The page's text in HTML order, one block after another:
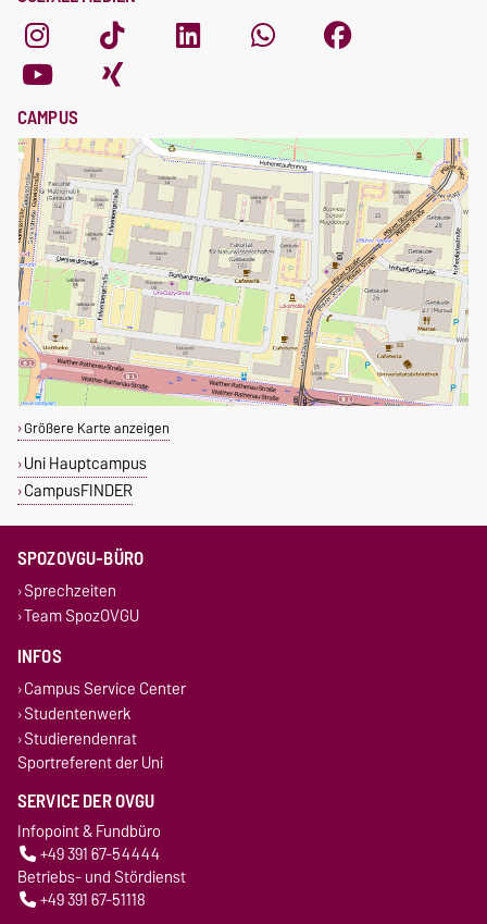
CAMPUS
Größere Karte anzeigen
Uni Hauptcampus
CampusFINDER
SPOZOVGU-BÜRO
Sprechzeiten
Team SpozOVGU
INFOS
Campus Service Center
Studentenwerk
Studierendenrat
Sportreferent der Uni
SERVICE DER OVGU
Infopoint & Fundbüro
+49 391 67-54444
Betriebs- und Stördienst
+49 391 67-51118